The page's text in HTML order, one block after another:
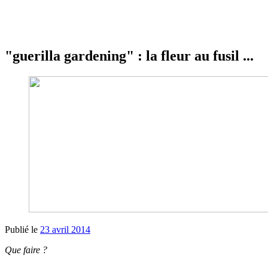
"guerilla gardening" : la fleur au fusil ...
Publié le 23 avril 2014
Que faire ?